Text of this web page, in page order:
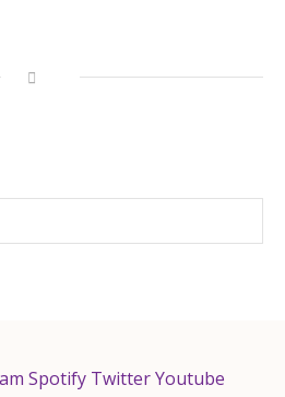
Spotify TwitterYoutube